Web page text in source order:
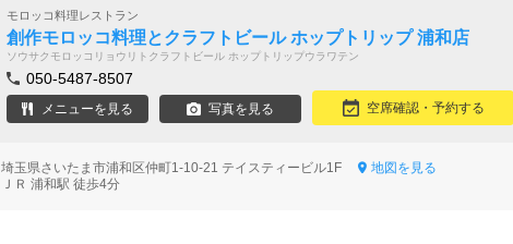
モロッコ料理レストラン
創作モロッコ料理とクラフトビール ホップトリップ 浦和店
ソウサクモロッコリョウリトクラフトビール ホップトリップウラワテン
050-5487-8507
メニューを見る 写真を見る 空席確認・予約する
埼玉県さいたま市浦和区仲町1-10-21 テイスティービル1F
地図を見る
ＪＲ 浦和駅 徒歩4分